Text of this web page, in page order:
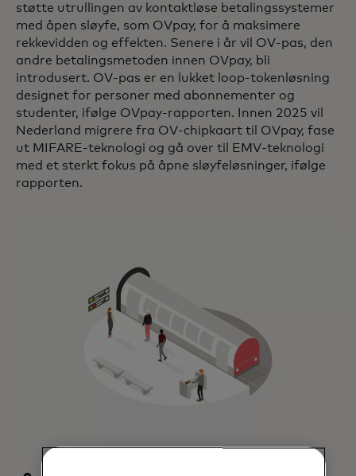
støtte utrullingen av kontaktløse betalingssystemer
med åpen sløyfe, som OVpay, for å maksimere
rekkevidden og effekten. Senere i år vil OV-pas, den
andre betalingsmetoden innen OVpay, bli
introdusert. OV-pas er en lukket loop-tokenløsning
designet for personer med abonnementer og
studenter, ifølge OVpay-rapporten. Innen 2025 vil
Nederland migrere fra OV-chipkaart til OVpay, fase
ut MIFARE-teknologi og gå over til EMV-teknologi
med et sterkt fokus på åpne sløyfeløsninger, ifølge
rapporten.